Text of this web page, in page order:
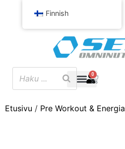
0
Etusivu / Pre Workout & Energia
Finnish